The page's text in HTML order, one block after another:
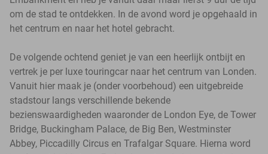
om de stad te ontdekken. In de avond word je opgehaald in
het centrum en naar het hotel gebracht.
De volgende ochtend geniet je van een heerlijk ontbijt en
vertrek je per luxe touringcar naar het centrum van Londen.
Vanuit hier maak je (onder voorbehoud) een uitgebreide
stadstour langs verschillende bekende
bezienswaardigheden waaronder de London Eye, de Tower
Bridge, Buckingham Palace, de Big Ben, Westminster
Abbey, Piccadilly Circus en Trafalgar Square. Hierna word